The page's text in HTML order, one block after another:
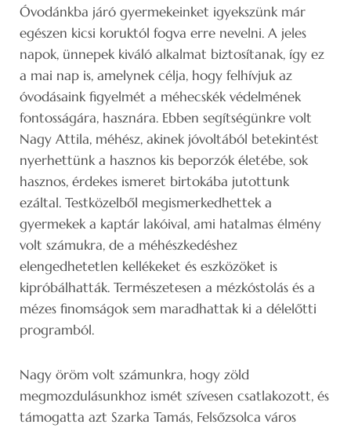
Óvodánkba járó gyermekeinket igyekszünk már
egészen kicsi koruktól fogva erre nevelni. A jeles
napok, ünnepek kiváló alkalmat biztosítanak, így ez
a mai nap is, amelynek célja, hogy felhívjuk az
óvodásaink figyelmét a méhecskék védelmének
fontosságára, hasznára. Ebben segítségünkre volt
Nagy Attila, méhész, akinek jóvoltából betekintést
nyerhettünk a hasznos kis beporzók életébe, sok
hasznos, érdekes ismeret birtokába jutottunk
ezáltal. Testközelből megismerkedhettek a
gyermekek a kaptár lakóival, ami hatalmas élmény
volt számukra, de a méhészkedéshez
elengedhetetlen kellékeket és eszközöket is
kipróbálhatták. Természetesen a mézkóstolás és a
mézes finomságok sem maradhattak ki a délelőtti
programból.
Nagy öröm volt számunkra, hogy zöld
megmozdulásunkhoz ismét szívesen csatlakozott, és
támogatta azt Szarka Tamás, Felsőzsolca város